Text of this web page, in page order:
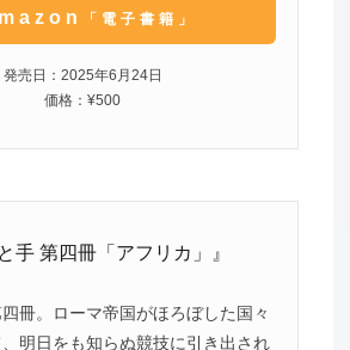
「電子書籍」
発売日：2025年6月24日
価格：¥500
手 第四冊「アフリカ」』
冊。ローマ帝国がほろぼした国々
明日をも知らぬ競技に引き出され